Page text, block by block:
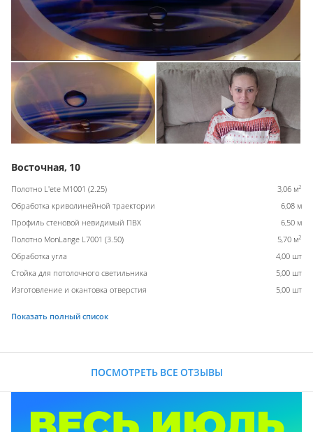
Восточная, 10
Полотно L'ete M1001 (2.25) 3,06 м2
Обработка криволинейной траектории
6,08 м
Профиль стеновой невидимый ПВХ
6,50 м
Полотно MonLange L7001 (3.50)
5,70 м2
Обработка угла
4,00 шт
Стойка для потолочного светильника
5,00 шт
Изготовление и окантовка отверстия
5,00 шт
Показать полный список
ПОСМОТРЕТЬ ВСЕ ОТЗЫВЫ